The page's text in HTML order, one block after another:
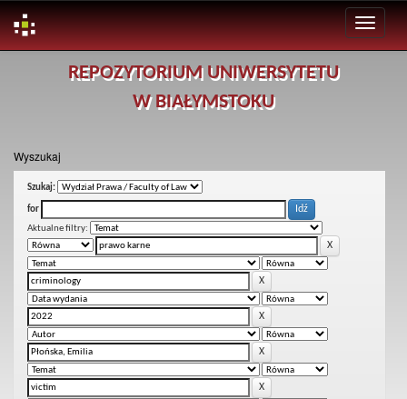
REPOZYTORIUM UNIWERSYTETU
W BIAŁYMSTOKU
Wyszukaj
Szukaj:
for
Aktualne filtry: